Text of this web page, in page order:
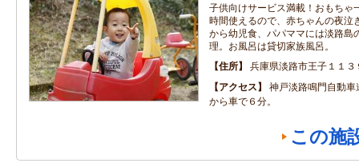
子供向けサービス満載！おもちゃ
時間使えるので、赤ちゃんの夜泣
から幼児食、パパママには淡路島
理。お風呂は貸切家族風呂。
住所
兵庫県淡路市王子１１３
アクセス
神戸淡路鳴門自動
から車で６分。
この施